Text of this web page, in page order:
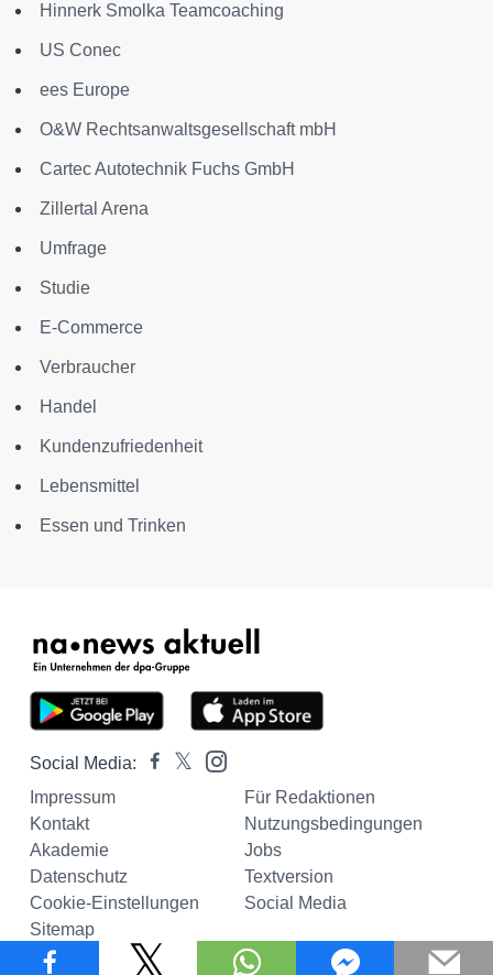
Hinnerk Smolka Teamcoaching
US Conec
ees Europe
O&W Rechtsanwaltsgesellschaft mbH
Cartec Autotechnik Fuchs GmbH
Zillertal Arena
Umfrage
Studie
E-Commerce
Verbraucher
Handel
Kundenzufriedenheit
Lebensmittel
Essen und Trinken
Social Media:
Impressum
Für Redaktionen
Kontakt
Nutzungsbedingungen
Akademie
Jobs
Datenschutz
Textversion
Cookie-Einstellungen
Social Media
Sitemap